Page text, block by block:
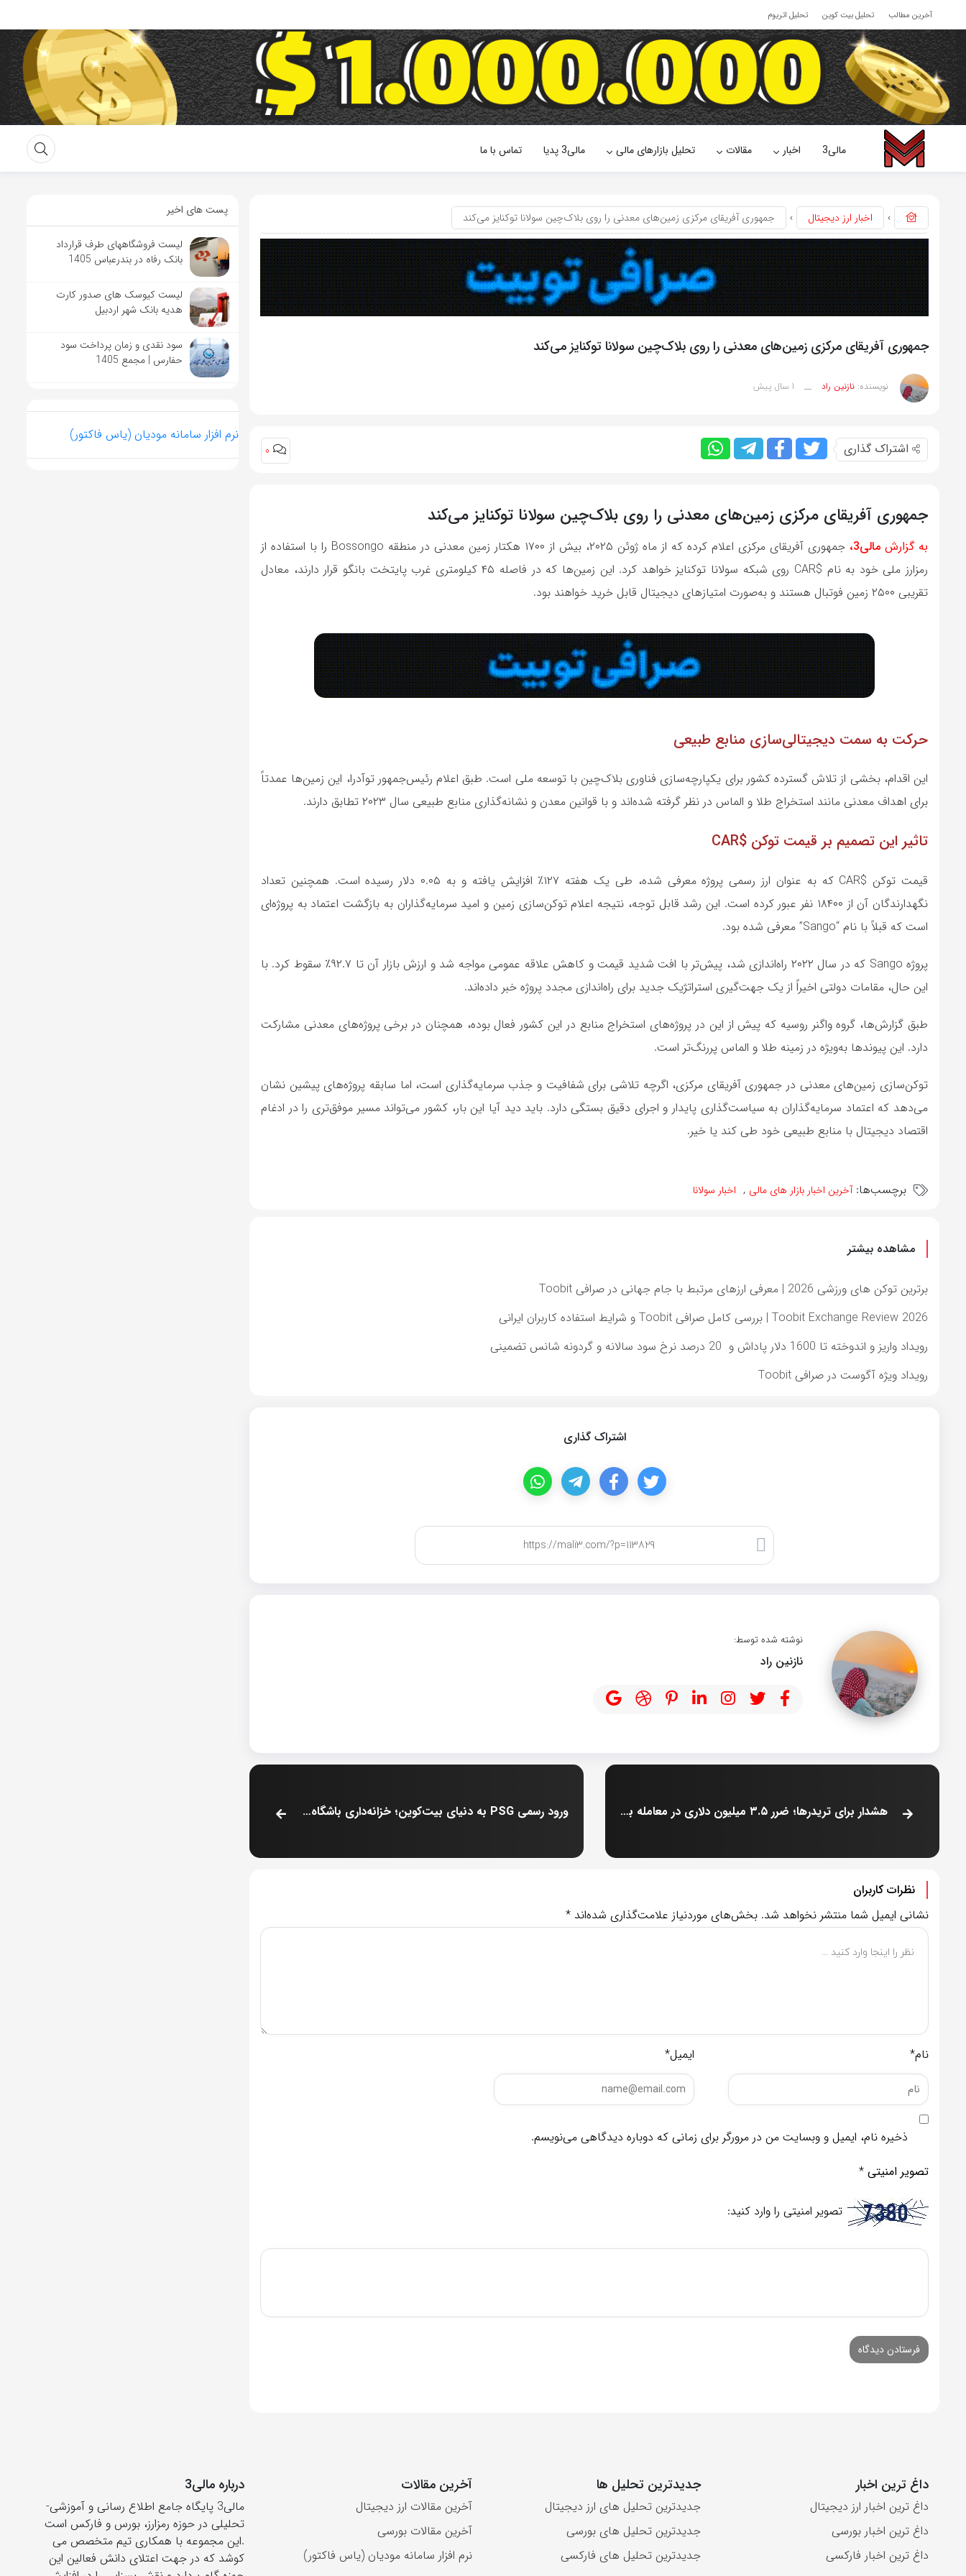
آخرین مطالب تحلیل بیت کوین تحلیل اتریوم
مالی3 اخبار مقالات تحلیل بازارهای مالی مالی3 پدیا تماس با ما
اخبار ارز دیجیتال جمهوری آفریقای مرکزی زمین‌های معدنی را روی بلاک‌چین سولانا توکنایز می‌کند
جمهوری آفریقای مرکزی زمین‌های معدنی را روی بلاک‌چین سولانا توکنایز می‌کند
نویسنده: نازنین راد __ 1 سال پیش
اشتراک گذاری 0
جمهوری آفریقای مرکزی زمین‌های معدنی را روی بلاک‌چین سولانا توکنایز می‌کند
به گزارش مالی3،
جمهوری آفریقای مرکزی اعلام کرده که از ماه ژوئن ۲۰۲۵، بیش از ۱۷۰۰ هکتار زمین معدنی در منطقه Bossongo را با استفاده از
رمزارز ملی خود به نام $CAR روی شبکه سولانا توکنایز خواهد کرد. این زمین‌ها که در فاصله ۴۵ کیلومتری غرب پایتخت بانگو قرار دارند، معادل
تقریبی ۲۵۰۰ زمین فوتبال هستند و به‌صورت امتیازهای دیجیتال قابل خرید خواهند بود.
حرکت به سمت دیجیتالی‌سازی منابع طبیعی
این اقدام، بخشی از تلاش گسترده کشور برای یکپارچه‌سازی فناوری بلاک‌چین با توسعه ملی است. طبق اعلام رئیس‌جمهور توآدرا، این زمین‌ها عمدتاً
برای اهداف معدنی مانند استخراج طلا و الماس در نظر گرفته شده‌اند و با قوانین معدن و نشانه‌گذاری منابع طبیعی سال ۲۰۲۳ تطابق دارند.
تاثیر این تصمیم بر قیمت توکن $CAR
قیمت توکن $CAR که به عنوان ارز رسمی پروژه معرفی شده، طی یک هفته ۱۲۷٪ افزایش یافته و به ۰.۰۵ دلار رسیده است. همچنین تعداد
نگهدارندگان آن از ۱۸۴۰۰ نفر عبور کرده است. این رشد قابل توجه، نتیجه اعلام توکن‌سازی زمین و امید سرمایه‌گذاران به بازگشت اعتماد به پروژه‌ای
است که قبلاً با نام “Sango” معرفی شده بود.
پروژه Sango که در سال ۲۰۲۲ راه‌اندازی شد، پیش‌تر با افت شدید قیمت و کاهش علاقه عمومی مواجه شد و ارزش بازار آن تا ۹۲.۷٪ سقوط کرد. با
این حال، مقامات دولتی اخیراً از یک جهت‌گیری استراتژیک جدید برای راه‌اندازی مجدد پروژه خبر داده‌اند.
طبق گزارش‌ها، گروه واگنر روسیه که پیش از این در پروژه‌های استخراج منابع در این کشور فعال بوده، همچنان در برخی پروژه‌های معدنی مشارکت
دارد. این پیوندها به‌ویژه در زمینه طلا و الماس پررنگ‌تر است.
توکن‌سازی زمین‌های معدنی در جمهوری آفریقای مرکزی، اگرچه تلاشی برای شفافیت و جذب سرمایه‌گذاری است، اما سابقه پروژه‌های پیشین نشان
می‌دهد که اعتماد سرمایه‌گذاران به سیاست‌گذاری پایدار و اجرای دقیق بستگی دارد. باید دید آیا این بار، کشور می‌تواند مسیر موفق‌تری را در ادغام
اقتصاد دیجیتال با منابع طبیعی خود طی کند یا خیر.
برچسب‌ها: آخرین اخبار بازار های مالی , اخبار سولانا
مشاهده بیشتر
برترین توکن های ورزشی 2026 | معرفی ارزهای مرتبط با جام جهانی در صرافی Toobit
Toobit Exchange Review 2026 | بررسی کامل صرافی Toobit و شرایط استفاده کاربران ایرانی
رویداد واریز و اندوخته تا 1600 دلار پاداش و 20 درصد نرخ سود سالانه و گردونه شانس تضمینی
رویداد ویژه آگوست در صرافی Toobit
اشتراک گذاری
نوشته شده توسط:
نازنین راد
هشدار برای تریدرها؛ ضرر ۳.۵ میلیون دلاری در معامله بیت‌کوین، داستان تلخ وین ورود رسمی PSG به دنیای بیت‌کوین؛ خزانه‌داری باشگاه با ارز دیجیتال پر شد
نظرات کاربران
نشانی ایمیل شما منتشر نخواهد شد. بخش‌های موردنیاز علامت‌گذاری شده‌اند *
نام* ایمیل*
ذخیره نام، ایمیل و وبسایت من در مرورگر برای زمانی که دوباره دیدگاهی می‌نویسم.
تصویر امنیتی *
تصویر امنیتی را وارد کنید:
پست های اخیر
لیست فروشگاههای طرف قرارداد
بانک رفاه در بندرعباس 1405
لیست کیوسک های صدور کارت
هدیه بانک شهر اردبیل
سود نقدی و زمان پرداخت سود
حفارس | مجمع 1405
نرم افزار سامانه مودیان (یاس فاکتور)
داغ ترین اخبار
داغ ترین اخبار ارز دیجیتال
داغ ترین اخبار بورسی
داغ ترین اخبار فارکسی
جدیدترین تحلیل ها
جدیدترین تحلیل های ارز دیجیتال
جدیدترین تحلیل های بورسی
جدیدترین تحلیل های فارکسی
آخرین مقالات
آخرین مقالات ارز دیجیتال
آخرین مقالات بورسی
نرم افزار سامانه مودیان (یاس فاکتور)
درباره مالی3
مالی3 پایگاه جامع اطلاع رسانی و آموزشی-
تحلیلی در حوزه رمزارز، بورس و فارکس است
.این مجموعه با همکاری تیم متخصص می
کوشد که در جهت اعتلای دانش فعالین این